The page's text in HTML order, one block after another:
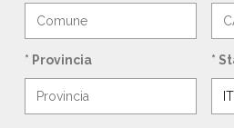
* Provincia *